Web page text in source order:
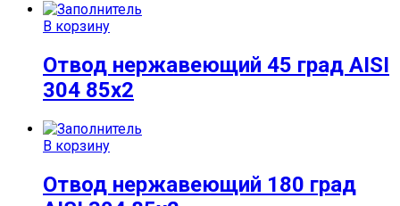
В корзину
Отвод нержавеющий 45 град AISI
304 85х2
В корзину
Отвод нержавеющий 180 град